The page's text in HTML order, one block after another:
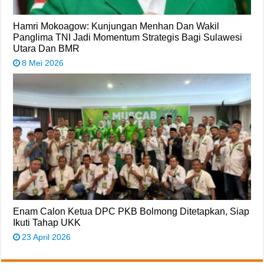
Hamri Mokoagow: Kunjungan Menhan Dan Wakil
Panglima TNI Jadi Momentum Strategis Bagi Sulawesi
Utara Dan BMR
8 Mei 2026
Enam Calon Ketua DPC PKB Bolmong Ditetapkan, Siap
Ikuti Tahap UKK
23 April 2026